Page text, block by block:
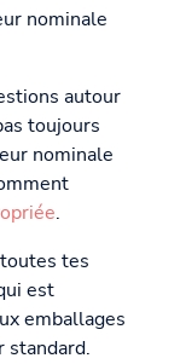
nominale
autour
toujours
nominale
.
tes
est
emballages
standard.